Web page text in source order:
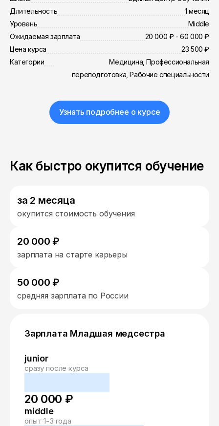
Длительность
1 месяц
Уровень
Middle
Ожидаемая зарплата
20 000 ₽ - 60 000 ₽
Цена курса
23 500 ₽
Категории
Медицина, Профессиональная
переподготовка, Рабочие специальности
Узнать подробнее о курсе
Как быстро окупится обучение
за 2 месяца
окупится стоимость обучения
20 000 ₽
зарплата на старте карьеры
50 000 ₽
средняя зарплата по России
Зарплата Младшая медсестра
junior
сразу после курса
20 000 ₽
middle
опыт 1-3 года